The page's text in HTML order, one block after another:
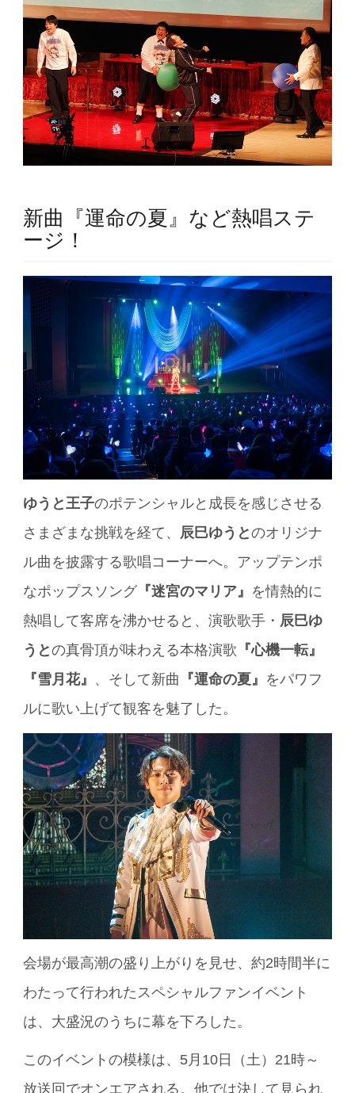
新曲『運命の夏』など熱唱ステ
ージ！
ゆうと王子のポテンシャルと成長を感じさせる
さまざまな挑戦を経て、 辰巳ゆうとのオリジナ
ル曲を披露する歌唱コーナーへ。アップテンポ
なポップスソング『迷宮のマリア』 を情熱的に
熱唱して客席を沸かせると、演歌歌手・ 辰巳ゆ
うとの真骨頂が味わえる本格演歌 『心機一転』
『雪月花』 、そして新曲 『運命の夏』 をパワフ
ルに歌い上げて観客を魅了した。
会場が最高潮の盛り上がりを見せ、約2時間半に
わたって行われたスペシャルファンイベント
は、大盛況のうちに幕を下ろした。
このイベントの模様は、5月10日（土）21時～
放送回でオンエアされる。他では決して見られ